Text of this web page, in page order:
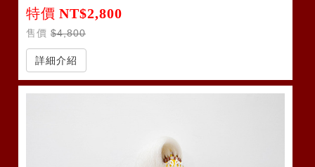
特價 NT$2,800
售價 $4,800
詳細介紹